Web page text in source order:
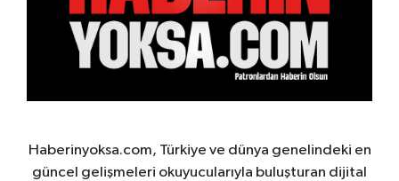
Haberinyoksa.com, Türkiye ve dünya genelindeki en
güncel gelişmeleri okuyucularıyla buluşturan dijital